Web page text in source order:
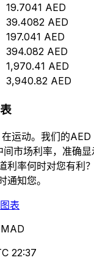
19.7041 AED
39.4082 AED
197.041 AED
394.082 AED
1,970.41 AED
3,940.82 AED
运动。我们的
间市场利率，准确
利率何时对您有利
通知您。
表
22:37